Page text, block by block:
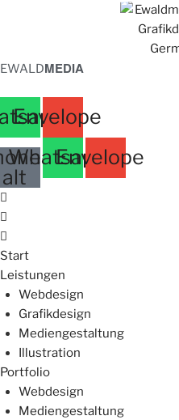
EWALDMEDIA
Envelope
alt
Whatsapp
Envelope
Start
Leistungen
Webdesign
Grafikdesign
Mediengestaltung
Illustration
Portfolio
Webdesign
Mediengestaltung